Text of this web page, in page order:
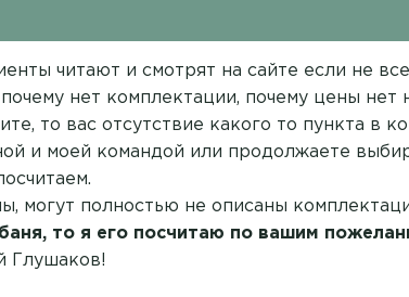
читают и смотрят на сайте если не
нет комплектации, почему цены нет
то вас отсутствие какого то пункта в
и моей командой или продолжаете
могут полностью не описаны
то я его посчитаю по вашим
Глушаков!